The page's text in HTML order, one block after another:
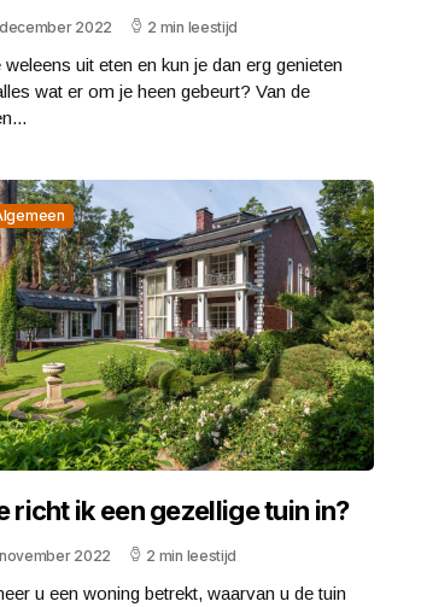
2022 2 min leestijd
weleens uit eten en kun je dan erg genieten
wat er om je heen gebeurt? Van de
richt ik een gezellige tuin in?
november 2022 2 min leestijd
u een woning betrekt, waarvan u de tuin